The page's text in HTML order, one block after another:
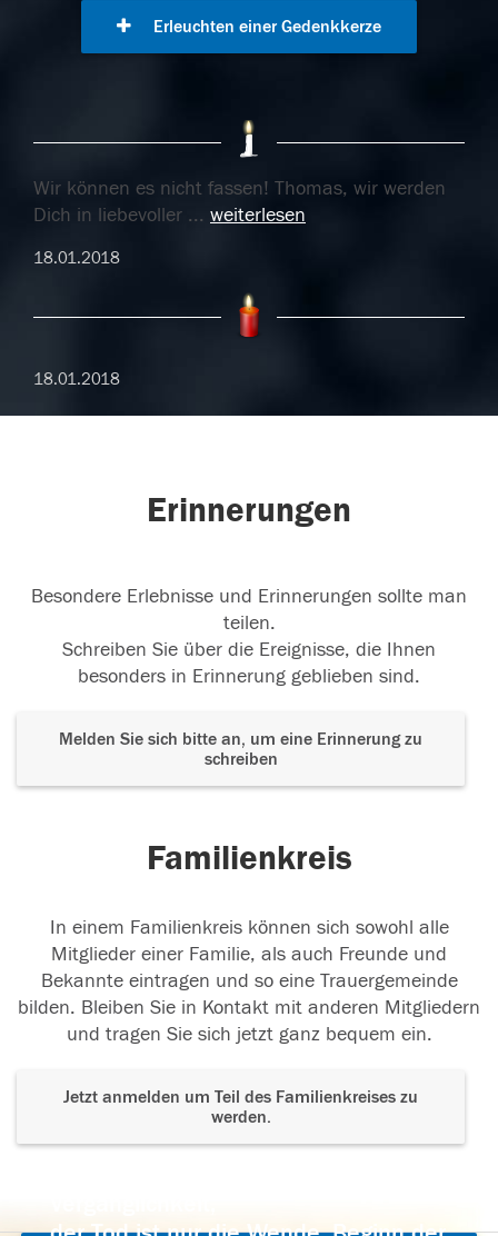
Erleuchten einer Gedenkkerze
Wir können es nicht fassen! Thomas, wir werden
Dich in liebevoller ... weiterlesen
18.01.2018
18.01.2018
Erinnerungen
Besondere Erlebnisse und Erinnerungen sollte man
teilen.
Schreiben Sie über die Ereignisse, die Ihnen
besonders in Erinnerung geblieben sind.
Melden Sie sich bitte an, um eine Erinnerung zu
schreiben
Familienkreis
In einem Familienkreis können sich sowohl alle
Mitglieder einer Familie, als auch Freunde und
Bekannte eintragen und so eine Trauergemeinde
bilden. Bleiben Sie in Kontakt mit anderen Mitgliedern
und tragen Sie sich jetzt ganz bequem ein.
Jetzt anmelden um Teil des Familienkreises zu
werden.